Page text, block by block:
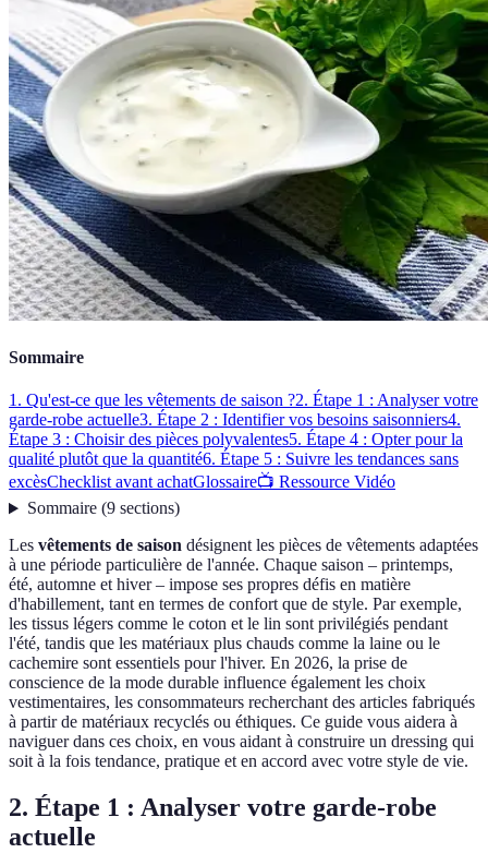
Sommaire
1. Qu'est-ce que les vêtements de saison ?2. Étape 1 : Analyser votre
garde-robe actuelle3. Étape 2 : Identifier vos besoins saisonniers4.
Étape 3 : Choisir des pièces polyvalentes5. Étape 4 : Opter pour la
qualité plutôt que la quantité6. Étape 5 : Suivre les tendances sans
excèsChecklist avant achatGlossaire📺 Ressource Vidéo
Sommaire(9 sections)
Les vêtements de saison désignent les pièces de vêtements adaptées
à une période particulière de l'année. Chaque saison – printemps,
été, automne et hiver – impose ses propres défis en matière
d'habillement, tant en termes de confort que de style. Par exemple,
les tissus légers comme le coton et le lin sont privilégiés pendant
l'été, tandis que les matériaux plus chauds comme la laine ou le
cachemire sont essentiels pour l'hiver. En 2026, la prise de
conscience de la mode durable influence également les choix
vestimentaires, les consommateurs recherchant des articles fabriqués
à partir de matériaux recyclés ou éthiques. Ce guide vous aidera à
naviguer dans ces choix, en vous aidant à construire un dressing qui
soit à la fois tendance, pratique et en accord avec votre style de vie.
2. Étape 1 : Analyser votre garde-robe
actuelle